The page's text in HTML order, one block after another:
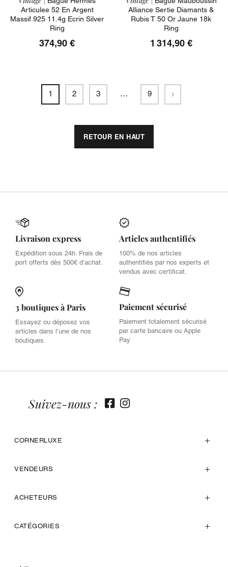
Articulee 52 En Argent
Massif 925 11.4g Ecrin Silver
Ring
374,90 €
Alliance Sertie Diamants &
Rubis T 50 Or Jaune 18k
Ring
1 314,90 €
1 2 3 … 9 Suivant
RETOUR EN HAUT
Livraison express
Expédition sous 24h. Frais de
port offerts dès 500€ d’achat.
Articles authentifiés
100% de nos articles
authentifiés par nos experts et
vendus avec certificat.
3 boutiques à Paris
Essayez ou déposez vos
articles dans l’une de nos
boutiques.
Paiement sécurisé
Paiement totalement sécurisé
par carte bancaire ou Apple
Pay
CORNERLUXE
VENDEURS
ACHETEURS
CATÉGORIES
Suivez-nous :